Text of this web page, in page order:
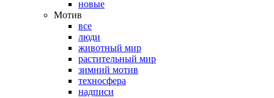
новые
Мотив
все
люди
животный мир
растительный мир
зимний мотив
техносфера
надписи